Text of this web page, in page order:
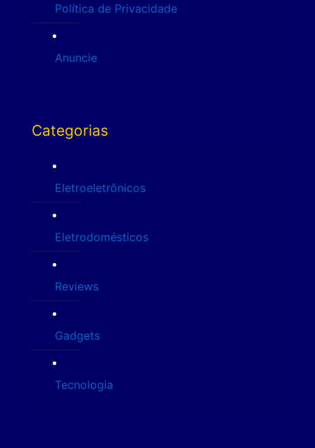
Política de Privacidade
Anuncie
Categorias
Eletroeletrônicos
Eletrodomésticos
Reviews
Gadgets
Tecnologia